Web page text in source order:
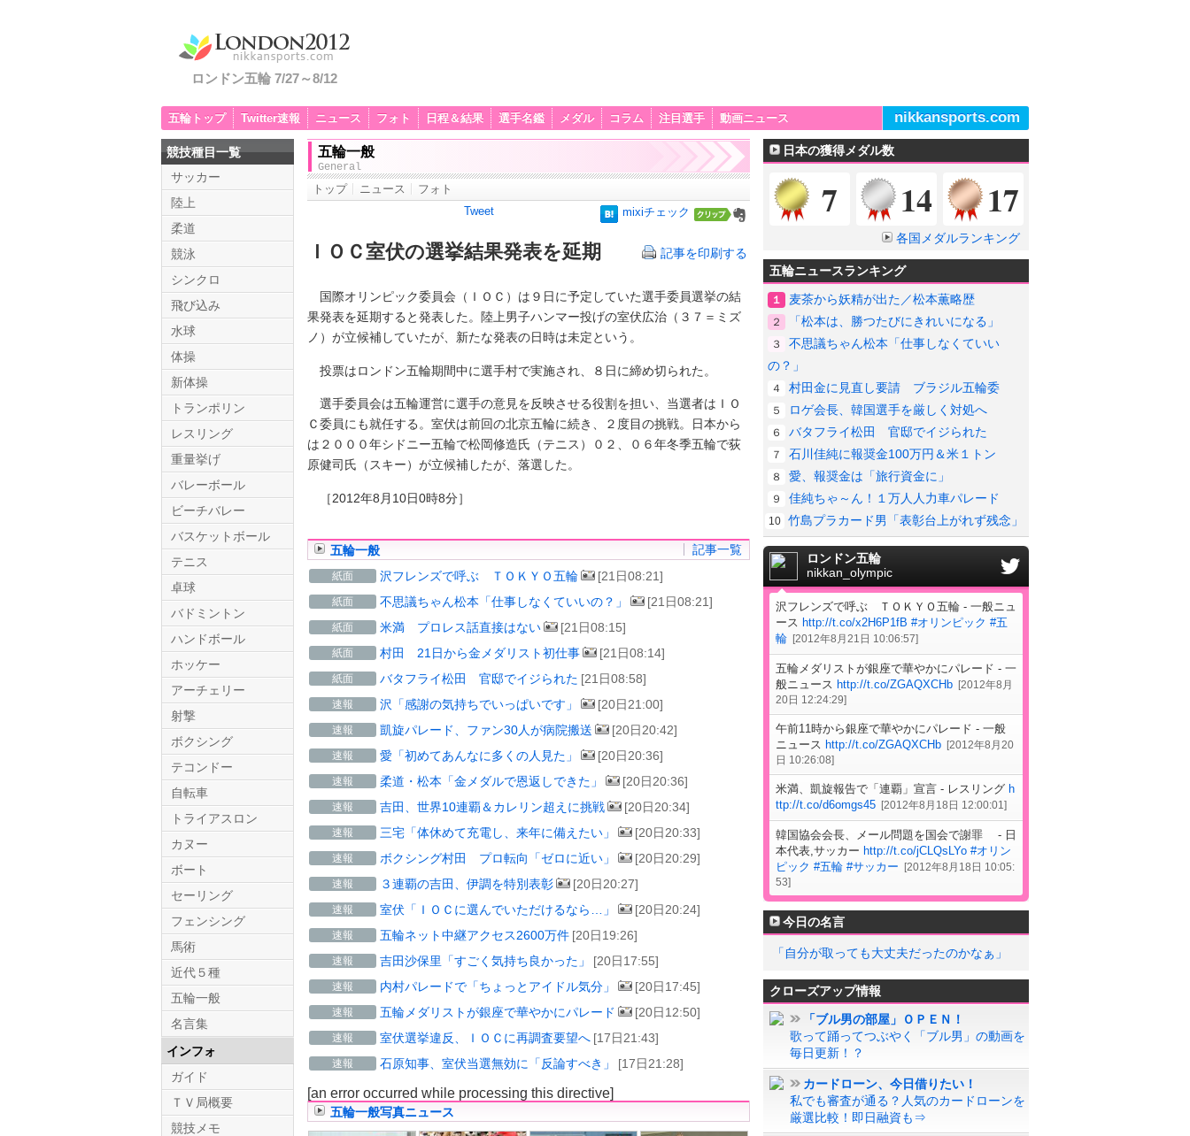
ロンドン五輪 7/27～8/12
五輪トップ Twitter速報 ニュース フォト 日程＆結果 選手名鑑 メダル コラム 注目選手 動画ニュース nikkansports.com
五輪一般
General
トップ ニュース
フォト
Tweet
mixiチェック
ＩＯＣ室伏の選挙結果発表を延期 記事を印刷する
国際オリンピック委員会（ＩＯＣ）は９日に予定していた選手委員選挙の結
果発表を延期すると発表した。陸上男子ハンマー投げの室伏広治（３７＝ミズ
ノ）が立候補していたが、新たな発表の日時は未定という。
投票はロンドン五輪期間中に選手村で実施され、８日に締め切られた。
選手委員会は五輪運営に選手の意見を反映させる役割を担い、当選者はＩＯ
Ｃ委員にも就任する。室伏は前回の北京五輪に続き、２度目の挑戦。日本から
は２０００年シドニー五輪で松岡修造氏（テニス）０２、０６年冬季五輪で荻
原健司氏（スキー）が立候補したが、落選した。
［2012年8月10日0時8分］
五輪一般 記事一覧
紙面 沢フレンズで呼ぶ ＴＯＫＹＯ五輪 [21日08:21]
紙面 不思議ちゃん松本「仕事しなくていいの？」 [21日08:21]
紙面 米満 プロレス話直接はない [21日08:15]
紙面 村田 21日から金メダリスト初仕事 [21日08:14]
紙面 バタフライ松田 官邸でイジられた [21日08:58]
速報 沢「感謝の気持ちでいっぱいです」 [20日21:00]
速報 凱旋パレード、ファン30人が病院搬送 [20日20:42]
速報 愛「初めてあんなに多くの人見た」 [20日20:36]
速報 柔道・松本「金メダルで恩返しできた」 [20日20:36]
速報 吉田、世界10連覇＆カレリン超えに挑戦 [20日20:34]
速報 三宅「体休めて充電し、来年に備えたい」 [20日20:33]
速報 ボクシング村田 プロ転向「ゼロに近い」 [20日20:29]
速報 ３連覇の吉田、伊調を特別表彰 [20日20:27]
速報 室伏「ＩＯＣに選んでいただけるなら…」 [20日20:24]
速報 五輪ネット中継アクセス2600万件 [20日19:26]
速報 吉田沙保里「すごく気持ち良かった」 [20日17:55]
速報 内村パレードで「ちょっとアイドル気分」 [20日17:45]
速報 五輪メダリストが銀座で華やかにパレード [20日12:50]
速報 室伏選挙違反、ＩＯＣに再調査要望へ [17日21:43]
速報 石原知事、室伏当選無効に「反論すべき」 [17日21:28]
[an error occurred while processing this directive]
五輪一般写真ニュース
競技種目一覧
サッカー
陸上
柔道
競泳
シンクロ
飛び込み
水球
体操
新体操
トランポリン
レスリング
重量挙げ
バレーボール
ビーチバレー
バスケットボール
テニス
卓球
バドミントン
ハンドボール
ホッケー
アーチェリー
射撃
ボクシング
テコンドー
自転車
トライアスロン
カヌー
ボート
セーリング
フェンシング
馬術
近代５種
五輪一般
名言集
インフォ
ガイド
ＴＶ局概要
競技メモ
日本の獲得メダル数
金メダル
7 銀メダル
14 17
各国メダルランキング
五輪ニュースランキング
１ 麦茶から妖精が出た／松本薫略歴
２ 「松本は、勝つたびにきれいになる」
３
不思議ちゃん松本「仕事しなくていい
の？」
４ 村田金に見直し要請 ブラジル五輪委
５ ロゲ会長、韓国選手を厳しく対処へ
６ バタフライ松田 官邸でイジられた
７ 石川佳純に報奨金100万円＆米１トン
８ 愛、報奨金は「旅行資金に」
９ 佳純ちゃ～ん！１万人人力車パレード
10 竹島プラカード男「表彰台上がれず残念」
Twitter.com
ロンドン五輪
nikkan_olympic
沢フレンズで呼ぶ ＴＯＫＹＯ五輪 - 一般ニュ
ース http://t.co/x2H6P1fB #オリンピック #五
輪 [2012年8月21日 10:06:57]
五輪メダリストが銀座で華やかにパレード - 一
般ニュース http://t.co/ZGAQXCHb [2012年8月
20日 12:24:29]
午前11時から銀座で華やかにパレード - 一般
ニュース http://t.co/ZGAQXCHb [2012年8月20
日 10:26:08]
米満、凱旋報告で「連覇」宣言 - レスリング h
ttp://t.co/d6omgs45 [2012年8月18日 12:00:01 ]
韓国協会会長、メール問題を国会で謝罪 - 日
本代表,サッカー http://t.co/jCLQsLYo #オリン
ピック #五輪 #サッカー [2012年8月18日 10:05:
53]
今日の名言
「自分が取っても大丈夫だったのかなぁ」
クローズアップ情報
「ブル男の部屋」ＯＰＥＮ！
歌って踊ってつぶやく「ブル男」の動画を
毎日更新！？
カードローン、今日借りたい！
私でも審査が通る？人気のカードローンを
厳選比較！即日融資も⇒